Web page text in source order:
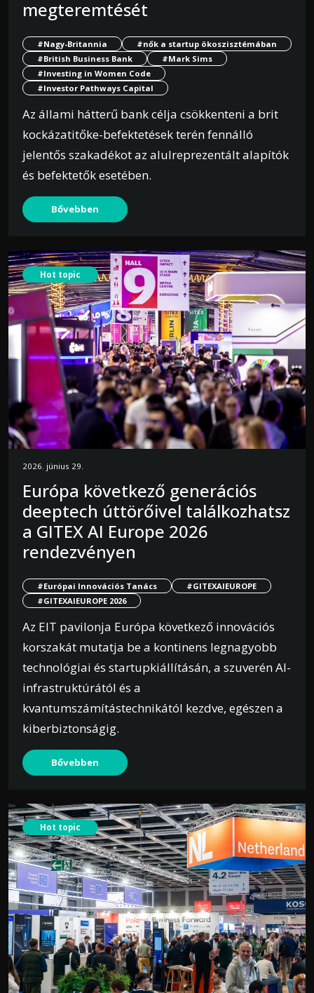
megteremtését
#Nagy-Britannia
#nők a startup ökoszisztémában
#British Business Bank
#Mark Sims
#Investing in Women Code
#Investor Pathways Capital
Az állami hátterű bank célja csökkenteni a brit
kockázatitőke-befektetések terén fennálló
jelentős szakadékot az alulreprezentált alapítók
és befektetők esetében.
Bővebben
Hot topic
2026. június 29.
Európa következő generációs
deeptech úttörőivel találkozhatsz
a GITEX AI Europe 2026
rendezvényen
#Európai Innovációs Tanács
#GITEXAIEUROPE
#GITEXAIEUROPE 2026
Az EIT pavilonja Európa következő innovációs
korszakát mutatja be a kontinens legnagyobb
technológiai és startupkiállításán, a szuverén AI-
infrastruktúrától és a
kvantumszámítástechnikától kezdve, egészen a
kiberbiztonságig.
Bővebben
Hot topic